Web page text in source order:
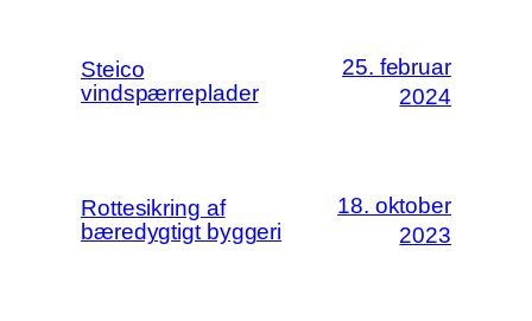
Steico
vindspærreplader
25. februar
2024
Rottesikring af
bæredygtigt byggeri
18. oktober
2023